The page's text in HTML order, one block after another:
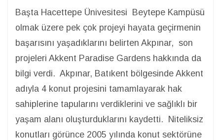
Başta Hacettepe Ünivesitesi Beytepe Kampüsü
olmak üzere pek çok projeyi hayata geçirmenin
başarısını yaşadıklarını belirten Akpınar, son
projeleri Akkent Paradise Gardens hakkında da
bilgi verdi. Akpınar, Batıkent bölgesinde Akkent
adıyla 4 konut projesini tamamlayarak hak
sahiplerine tapularını verdiklerini ve sağlıklı bir
yaşam alanı oluşturduklarını kaydetti. Niteliksiz
konutları görünce 2005 yılında konut sektörüne